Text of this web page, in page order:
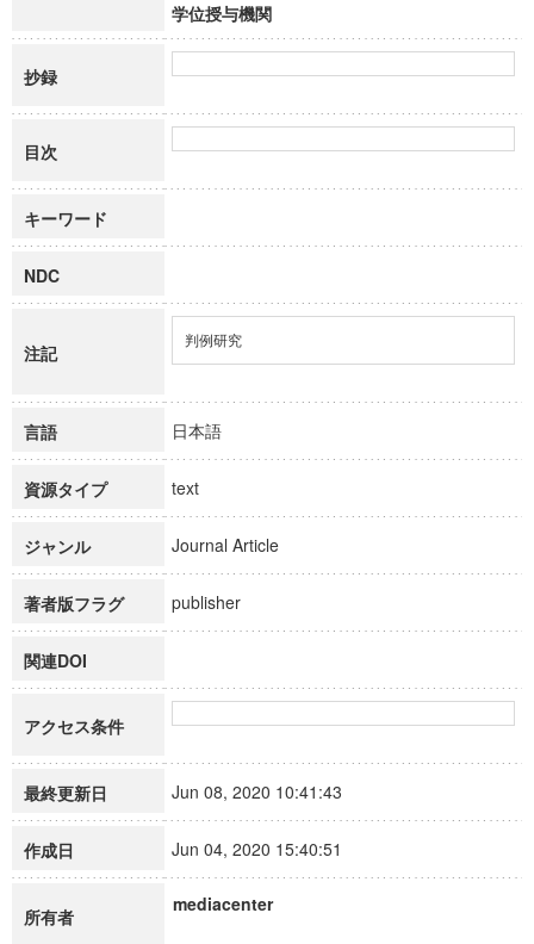
学位授与機関
抄録
目次
キーワード
NDC
注記
判例研究
言語 日本語
資源タイプ text
ジャンル Journal Article
著者版フラグ publisher
関連DOI
アクセス条件
最終更新日 Jun 08, 2020 10:41:43
作成日 Jun 04, 2020 15:40:51
所有者
mediacenter